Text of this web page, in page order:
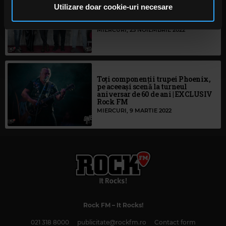
pot combina cu alte informații oferite de dvs. sau culese
în urma folosirii serviciilor lor. În cazul în care alegeți să
continuați să utilizați website-ul nostru, sunteți de acord
cu utilizarea modulelor noastre cookie.
Utilizare doar cookie-uri necesare
IRINA-MARIA MARINESCU
MIERCURI, 23 NOIEMBRIE 2022
Toți componenții trupei Phoenix,
pe aceeași scenă la turneul
aniversar de 60 de ani | EXCLUSIV
Rock FM
MIERCURI, 9 MARTIE 2022
Rock FM– It Rocks!
021 318 8000 publicitate@rockfm.ro Contact form